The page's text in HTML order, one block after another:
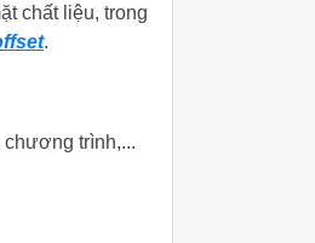
chất liệu, trong
.
chương trình,...